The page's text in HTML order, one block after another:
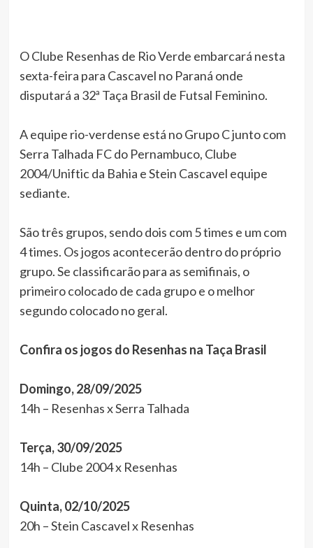
O Clube Resenhas de Rio Verde embarcará nesta
sexta-feira para Cascavel no Paraná onde
disputará a 32ª Taça Brasil de Futsal Feminino.
A equipe rio-verdense está no Grupo C junto com
Serra Talhada FC do Pernambuco, Clube
2004/Uniftic da Bahia e Stein Cascavel equipe
sediante.
São três grupos, sendo dois com 5 times e um com
4 times. Os jogos acontecerão dentro do próprio
grupo. Se classificarão para as semifinais, o
primeiro colocado de cada grupo e o melhor
segundo colocado no geral.
Confira os jogos do Resenhas na Taça Brasil
Domingo, 28/09/2025
14h – Resenhas x Serra Talhada
Terça, 30/09/2025
14h – Clube 2004 x Resenhas
Quinta, 02/10/2025
20h – Stein Cascavel x Resenhas